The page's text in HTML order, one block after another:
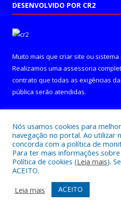
DESENVOLVIDO POR CR2
Muito mais que criar site ou
Realizamos uma assessoria
contrato que todas as exigências
pública serão atendidas.
Todos os direitos reservados a
Mapa do Site
Acessar Área
Acessar Webmail
Nós usamos cookies para
navegação no portal. Ao utilizar
concorda com a política de
Para ter mais informações
Política de cookies (Leia mais).
ACEITO.
Leia mais
ACEITO